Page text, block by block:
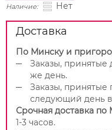
Наличие: Нет
Доставка
По Минску и
Заказы, принятые
же день.
Заказы, принятые
следующий день
Срочная доставка
1-3 часов.